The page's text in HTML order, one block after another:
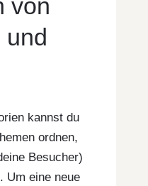
von
und
kannst du
ordnen,
Besucher)
Um eine neue